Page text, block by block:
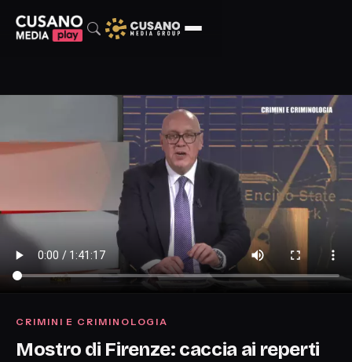
CRIMINI E CRIMINOLOGIA
Mostro di Firenze: caccia ai reperti